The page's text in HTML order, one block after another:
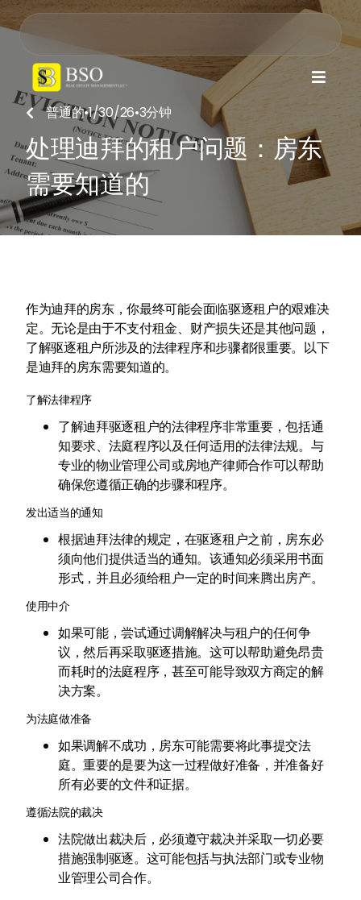

普通的•1/30/26•3分钟
处理迪拜的租户问题：房东
需要知道的
作为迪拜的房东，你最终可能会面临驱逐租户的艰难决
定。无论是由于不支付租金、财产损失还是其他问题，
了解驱逐租户所涉及的法律程序和步骤都很重要。以下
是迪拜的房东需要知道的。
了解法律程序
了解迪拜驱逐租户的法律程序非常重要，包括通
知要求、法庭程序以及任何适用的法律法规。与
专业的物业管理公司或房地产律师合作可以帮助
确保您遵循正确的步骤和程序。
发出适当的通知
根据迪拜法律的规定，在驱逐租户之前，房东必
须向他们提供适当的通知。该通知必须采用书面
形式，并且必须给租户一定的时间来腾出房产。
使用中介
如果可能，尝试通过调解解决与租户的任何争
议，然后再采取驱逐措施。这可以帮助避免昂贵
而耗时的法庭程序，甚至可能导致双方商定的解
决方案。
为法庭做准备
如果调解不成功，房东可能需要将此事提交法
庭。重要的是要为这一过程做好准备，并准备好
所有必要的文件和证据。
遵循法院的裁决
法院做出裁决后，必须遵守裁决并采取一切必要
措施强制驱逐。这可能包括与执法部门或专业物
业管理公司合作。